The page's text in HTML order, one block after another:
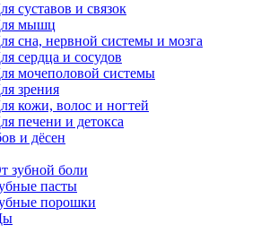
суставов и связок
мышц
сна, нервной системы и мозга
сердца и сосудов
мочеполовой системы
зрения
кожи, волос и ногтей
печени и детокса
и дёсен
зубной боли
пасты
порошки